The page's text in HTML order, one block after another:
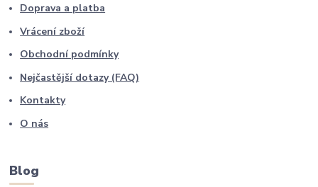
Doprava a platba
Vrácení zboží
Obchodní podmínky
Nejčastější dotazy (FAQ)
Kontakty
O nás
Blog